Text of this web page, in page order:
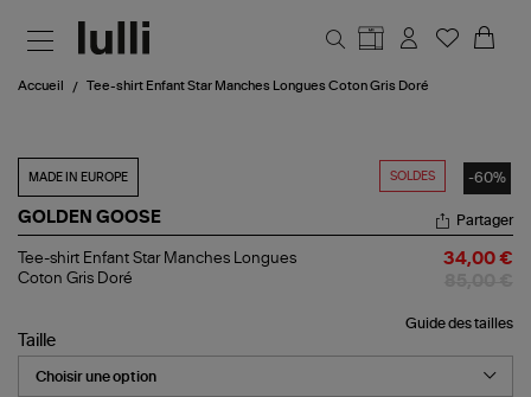
Accueil Tee-shirt Enfant Star Manches Longues Coton Gris Doré
SOLDES -60%
MADE IN EUROPE
GOLDEN GOOSE
Tee-
shirt
Manches
Longues
Coton
Gris
Partager
Tee-shirt Enfant Star Manches Longues
Coton Gris Doré
34,00 €
Guide des tailles
Taille